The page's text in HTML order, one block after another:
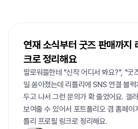
연재 소식부터 굿즈 판매까지
크로 정리해요
팔로워들한테 "신작 어디서 봐요?", "굿
일 쏟아졌는데 리틀리에 SNS 연결 블럭
두고 나서 그런 문의가 확 줄었어요. 갤
보여줄 수 있어서 포트폴리오 겸 홈페이
틀리 프로필 링크로 정리해요.